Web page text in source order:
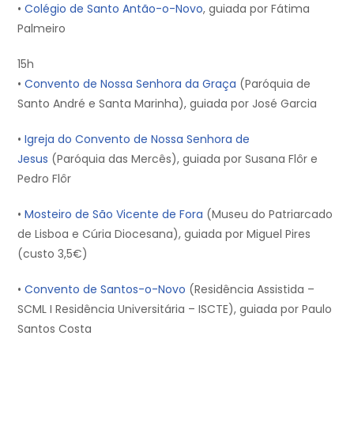
• Colégio de Santo Antão-o-Novo, guiada por Fátima
Palmeiro
15h
• Convento de Nossa Senhora da Graça (Paróquia de
Santo André e Santa Marinha), guiada por José Garcia
• Igreja do Convento de Nossa Senhora de
Jesus (Paróquia das Mercês), guiada por Susana Flôr e
Pedro Flôr
• Mosteiro de São Vicente de Fora (Museu do Patriarcado
de Lisboa e Cúria Diocesana), guiada por Miguel Pires
(custo 3,5€)
• Convento de Santos-o-Novo (Residência Assistida –
SCML I Residência Universitária – ISCTE), guiada por Paulo
Santos Costa